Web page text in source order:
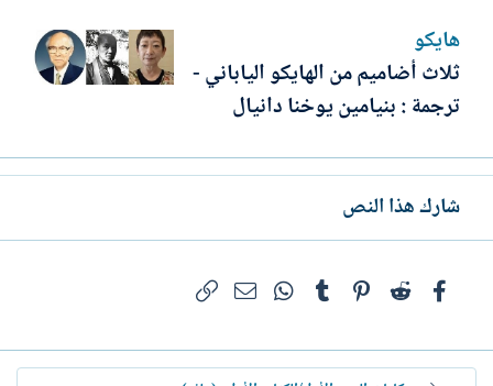
هايكو
ثلاث أضاميم من الهايكو الياباني -
ترجمة : بنيامين يوخنا دانيال
شارك هذا النص
فيسبوكReddit
Pinterest
Tumblr
WhatsAppالبريد الإلكتروني